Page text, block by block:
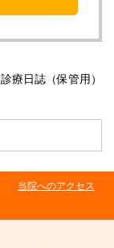
診療日誌（保管用）
当院へのアクセス